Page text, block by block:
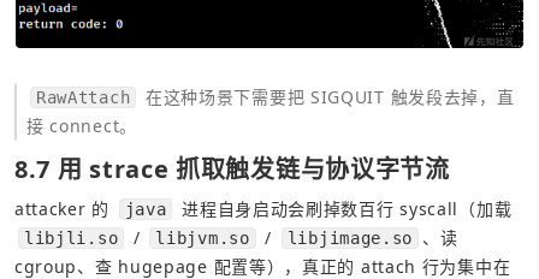
RawAttach
在这种场景下需要把 SIGQUIT 触发段去掉，直
接 connect。
8.7 用 strace 抓取触发链与协议字节流
attacker 的 java 进程自身启动会刷掉数百行 syscall（加载
libjli.so / libjvm.so / libjimage.so
、读
cgroup、查 hugepage 配置等），真正的 attach 行为集中在